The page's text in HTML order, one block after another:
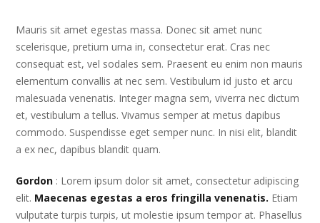
Mauris sit amet egestas massa. Donec sit amet nunc
scelerisque, pretium urna in, consectetur erat. Cras nec
consequat est, vel sodales sem. Praesent eu enim non mauris
elementum convallis at nec sem. Vestibulum id justo et arcu
malesuada venenatis. Integer magna sem, viverra nec dictum
et, vestibulum a tellus. Vivamus semper at metus dapibus
commodo. Suspendisse eget semper nunc. In nisi elit, blandit
a ex nec, dapibus blandit quam.
Gordon : Lorem ipsum dolor sit amet, consectetur adipiscing
elit. Maecenas egestas a eros fringilla venenatis. Etiam
vulputate turpis turpis, ut molestie ipsum tempor at. Phasellus